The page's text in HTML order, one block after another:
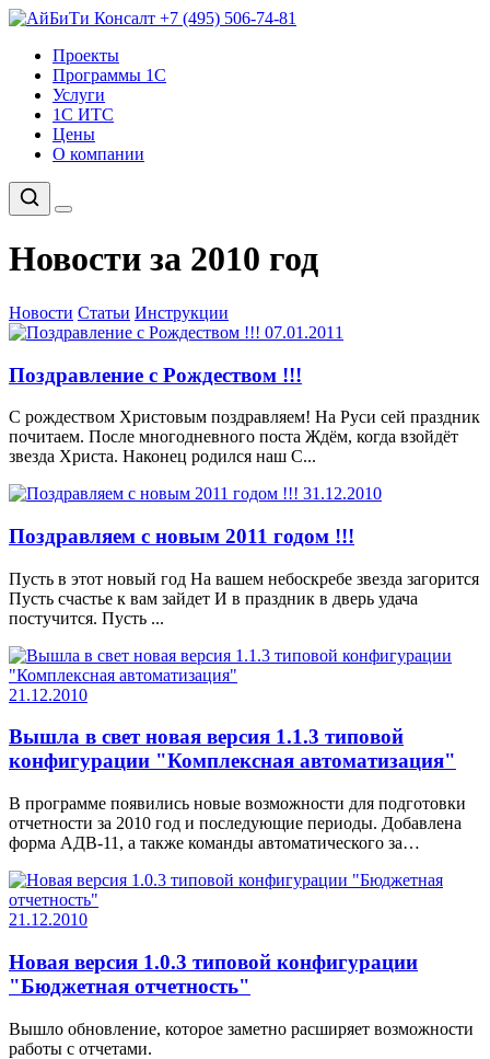
+7 (495) 506-74-81
Проекты
Программы 1С
Услуги
1С ИТС
Цены
О компании
Новости за 2010 год
Новости Статьи Инструкции
07.01.2011
Поздравление с Рождеством !!!
С рождеством Христовым поздравляем! На Руси сей праздник
почитаем. После многодневного поста Ждём, когда взойдёт
звезда Христа. Наконец родился наш С...
31.12.2010
Поздравляем с новым 2011 годом !!!
Пусть в этот новый год На вашем небоскребе звезда загорится
Пусть счастье к вам зайдет И в праздник в дверь удача
постучится. Пусть ...
21.12.2010
Вышла в свет новая версия 1.1.3 типовой
конфигурации "Комплексная автоматизация"
В программе появились новые возможности для подготовки
отчетности за 2010 год и последующие периоды. Добавлена
форма АДВ-11, а также команды автоматического за…
21.12.2010
Новая версия 1.0.3 типовой конфигурации
"Бюджетная отчетность"
Вышло обновление, которое заметно расширяет возможности
работы с отчетами.